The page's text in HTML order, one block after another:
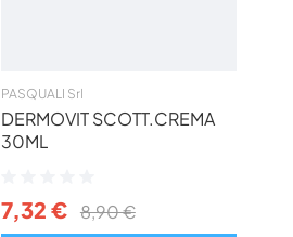
PASQUALI Srl
DERMOVIT SCOTT.CREMA
30ML
7,32 € 8,90 €